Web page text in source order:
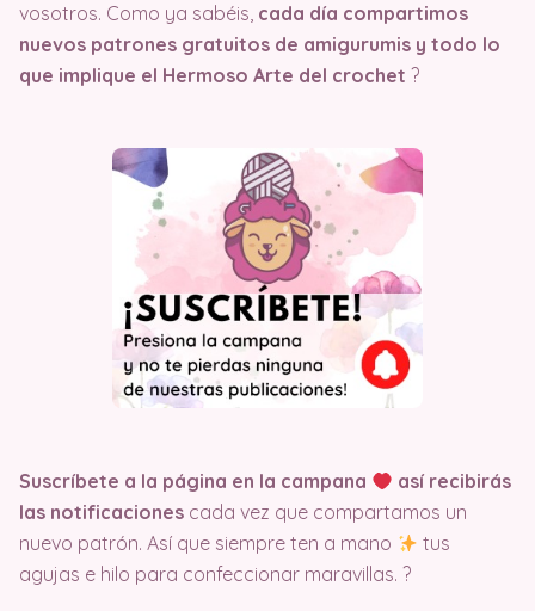
vosotros. Como ya sabéis, cada día compartimos
nuevos patrones gratuitos de amigurumis y todo lo
que implique el Hermoso Arte del crochet ?
Suscríbete a la página en la campana
así recibirás
las notificaciones cada vez que compartamos un
nuevo patrón. Así que siempre ten a mano
tus
agujas e hilo para confeccionar maravillas. ?